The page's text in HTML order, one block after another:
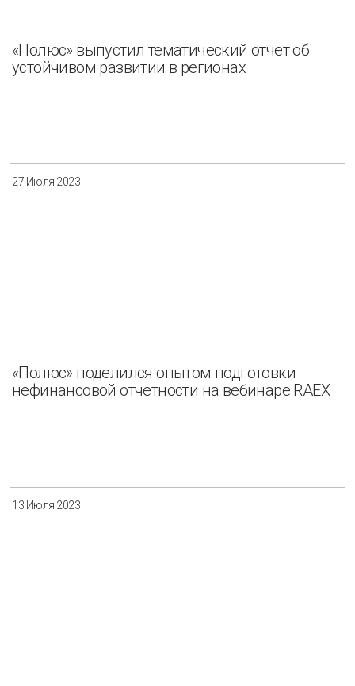
«Полюс» выпустил тематический отчет об
устойчивом развитии в регионах
27 Июля 2023
«Полюс» поделился опытом подготовки
нефинансовой отчетности на вебинаре RAEX
13 Июля 2023